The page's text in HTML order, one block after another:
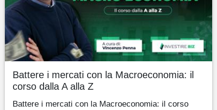
Battere i mercati con la Macroeconomia: il
corso dalla A alla Z
Battere i mercati con la Macroeconomia: il corso